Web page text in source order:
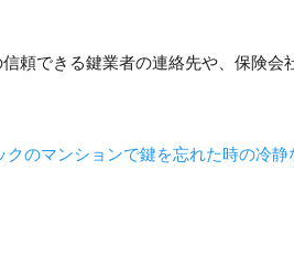
頼できる鍵業者の連絡先や、保険
のマンションで鍵を忘れた時の冷